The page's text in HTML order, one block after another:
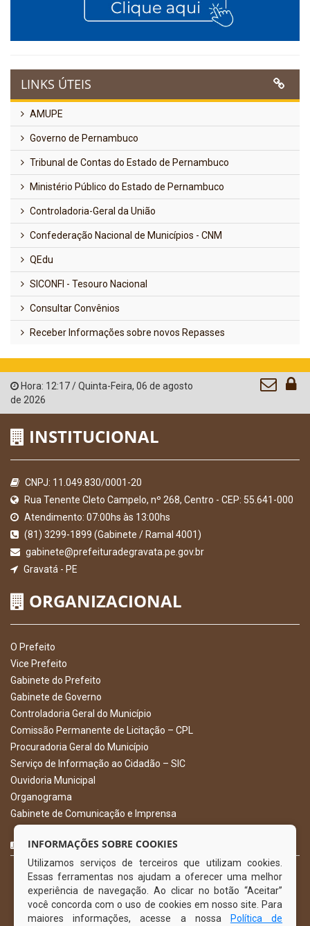
LINKS ÚTEIS
AMUPE
Governo de Pernambuco
Tribunal de Contas do Estado de Pernambuco
Ministério Público do Estado de Pernambuco
Controladoria-Geral da União
Confederação Nacional de Municípios - CNM
QEdu
SICONFI - Tesouro Nacional
Consultar Convênios
Receber Informações sobre novos Repasses
Hora: 12:17/Quinta-Feira, 06 de agosto
de 2026
INSTITUCIONAL
CNPJ: 11.049.830/0001-20
Rua Tenente Cleto Campelo, nº 268, Centro - CEP: 55.641-000
Atendimento: 07:00hs às 13:00hs
(81) 3299-1899 (Gabinete / Ramal 4001)
gabinete@prefeituradegravata.pe.gov.br
Gravatá - PE
ORGANIZACIONAL
O Prefeito
Vice Prefeito
Gabinete do Prefeito
Gabinete de Governo
Controladoria Geral do Município
Comissão Permanente de Licitação – CPL
Procuradoria Geral do Município
Serviço de Informação ao Cidadão – SIC
Ouvidoria Municipal
Organograma
Gabinete de Comunicação e Imprensa
CURTA NOSSA FAN PAGE
INFORMAÇÕES SOBRE COOKIES
Utilizamos serviços de terceiros que utilizam cookies.
Essas ferramentas nos ajudam a oferecer uma melhor
experiência de navegação. Ao clicar no botão “Aceitar”
você concorda com o uso de cookies em nosso site. Para
maiores informações, acesse a nossa
Política de